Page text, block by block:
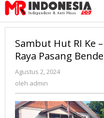
Lewati
ke
konten
Sambut Hut RI Ke
Raya Pasang
Agustus 2, 2024
oleh admin